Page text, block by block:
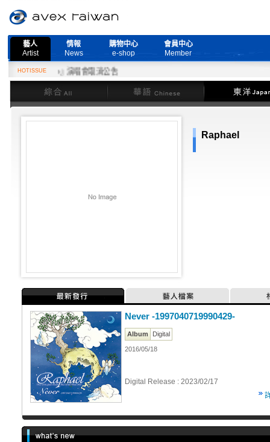
藝人
Artist
情報
News
購物中心
e-shop
會員中心
Member
HOTISSUE
Live』演唱會取消公告
綜合
華語 東洋
Raphael
最新發行 藝人檔案
Never -1997040719990429-
Album Digital
2016/05/18
Digital Release : 2023/02/17